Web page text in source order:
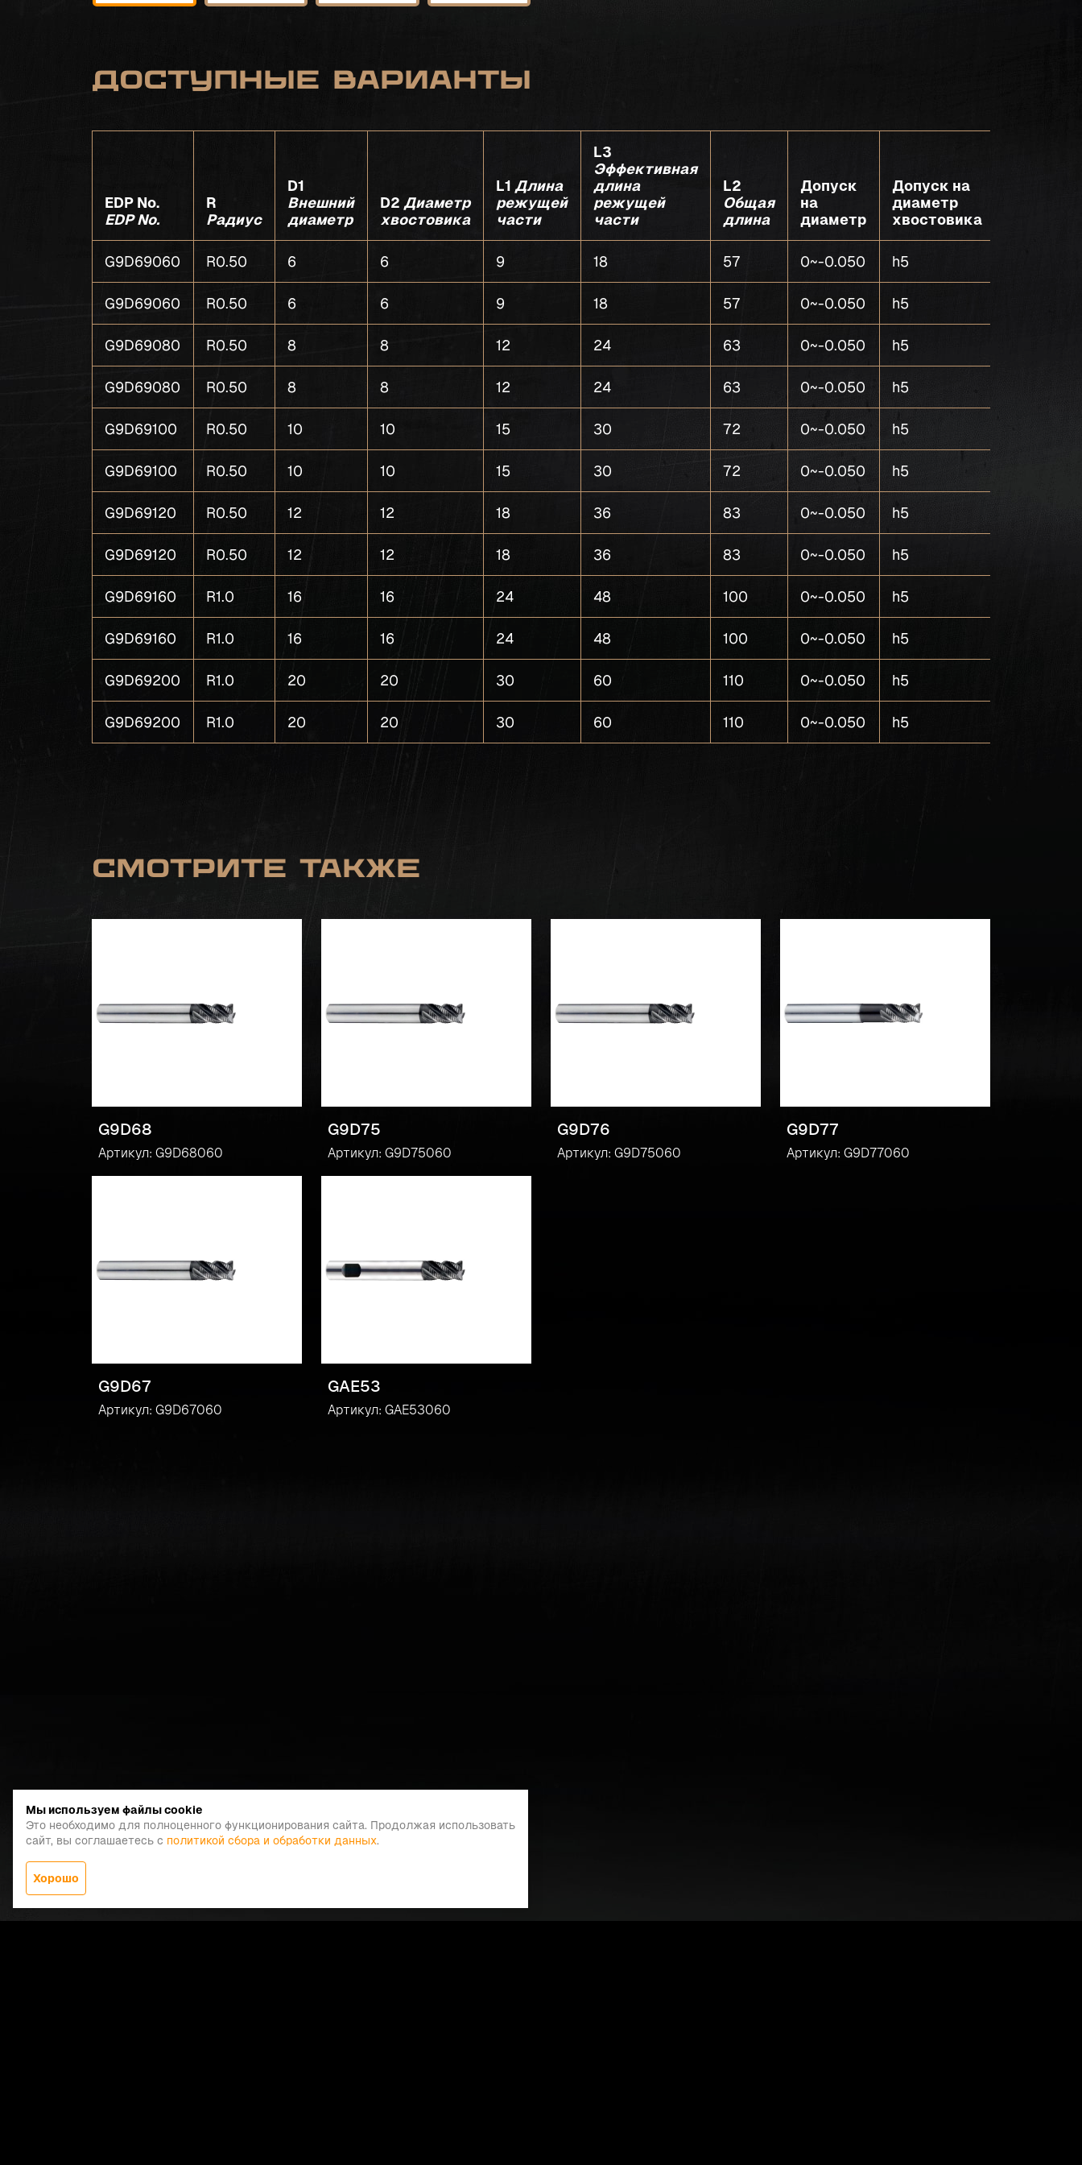
Доступные варианты
EDP No.
EDP No.
R
Радиус
D1
Внешний
диаметр
D2 Диаметр
хвостовика
L1 Длина
режущей
части
L3
Эффективная
длина
режущей
части
L2
Общая
длина
Допуск
на
диаметр
Допуск на
диаметр
хвостовика
G9D69060 R0.50 6 6 9 18 57 0~-0.050 h5
G9D69060 R0.50 6 6 9 18 57 0~-0.050 h5
G9D69080 R0.50 8 8 12 24 63 0~-0.050 h5
G9D69080 R0.50 8 8 12 24 63 0~-0.050 h5
G9D69100 R0.50 10 10 15 30 72 0~-0.050 h5
G9D69100 R0.50 10 10 15 30 72 0~-0.050 h5
G9D69120 R0.50 12 12 18 36 83 0~-0.050 h5
G9D69120 R0.50 12 12 18 36 83 0~-0.050 h5
G9D69160 R1.0 16 16 24 48 100 0~-0.050 h5
G9D69160 R1.0 16 16 24 48 100 0~-0.050 h5
G9D69200 R1.0 20 20 30 60 110 0~-0.050 h5
G9D69200 R1.0 20 20 30 60 110 0~-0.050 h5
Смотрите также
G9D68
Артикул: G9D68060
G9D75
Артикул: G9D75060
G9D76
Артикул: G9D75060
G9D77
Артикул: G9D77060
G9D67
Артикул: G9D67060
GAE53
Артикул: GAE53060
Мы используем файлы cookie
Это необходимо для полноценного функционирования сайта. Продолжая использовать
сайт, вы соглашаетесь с политикой сбора и обработки данных.
Хорошо